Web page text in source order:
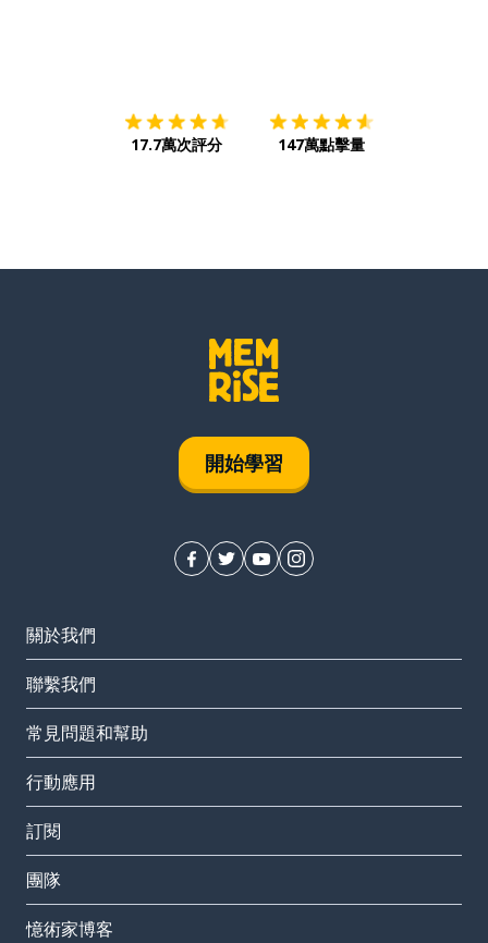
17.7萬次評分 147萬點擊量
開始學習
關於我們
聯繫我們
常見問題和幫助
行動應用
訂閱
團隊
憶術家博客